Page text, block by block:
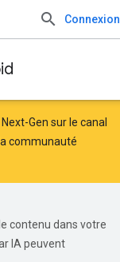
Connexion
Gen sur le canal
communauté
contenu dans votre
IA peuvent